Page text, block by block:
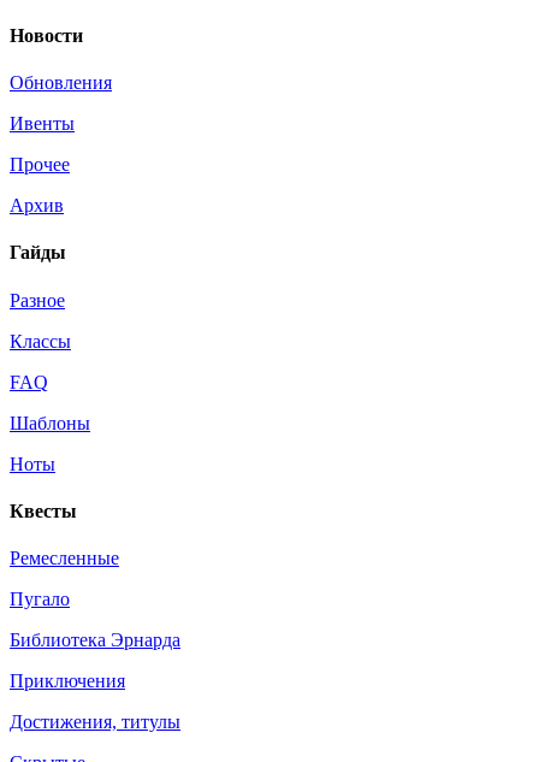
Новости
Обновления
Ивенты
Прочее
Архив
Гайды
Разное
Классы
FAQ
Шаблоны
Ноты
Квесты
Ремесленные
Пугало
Библиотека Эрнарда
Приключения
Достижения, титулы